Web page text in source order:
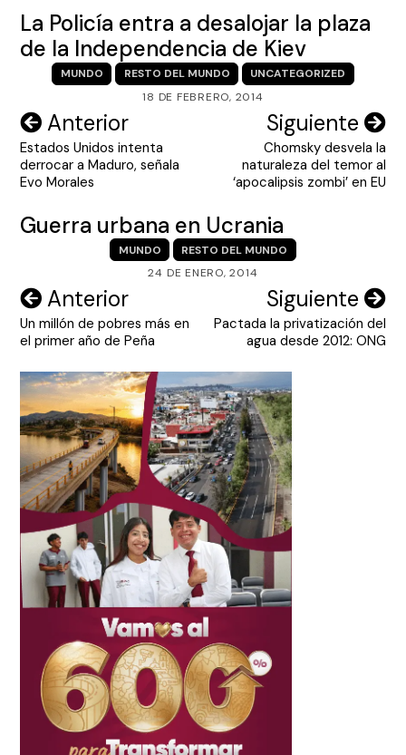
La Policía entra a desalojar la plaza
de la Independencia de Kiev
MUNDO RESTO DEL MUNDO
UNCATEGORIZED
18 DE FEBRERO, 2014
Navegación
de
entradas
Anterior
Estados Unidos intenta
derrocar a Maduro, señala
Evo Morales
Siguiente
Chomsky desvela la
naturaleza del temor al
‘apocalipsis zombi’ en EU
Guerra urbana en Ucrania
MUNDO
RESTO DEL MUNDO
24 DE ENERO, 2014
Navegación
de
Anterior
Un millón de pobres más en
el primer año de Peña
Siguiente
Pactada la privatización del
agua desde 2012: ONG